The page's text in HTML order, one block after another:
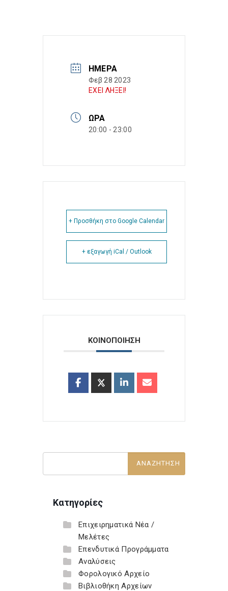
ΗΜΈΡΑ
Φεβ 28 2023
ΕΧΕΙ ΛΗΞΕΙ!
ΏΡΑ
20:00 - 23:00
+ Προσθήκη στο Google Calendar
+ εξαγωγή iCal / Outlook
ΚΟΙΝΟΠΟΙΗΣΗ
Κατηγορίες
Επιχειρηματικά Νέα /
Μελέτες
Επενδυτικά Προγράμματα
Αναλύσεις
Φορολογικό Αρχείο
Βιβλιοθήκη Αρχείων